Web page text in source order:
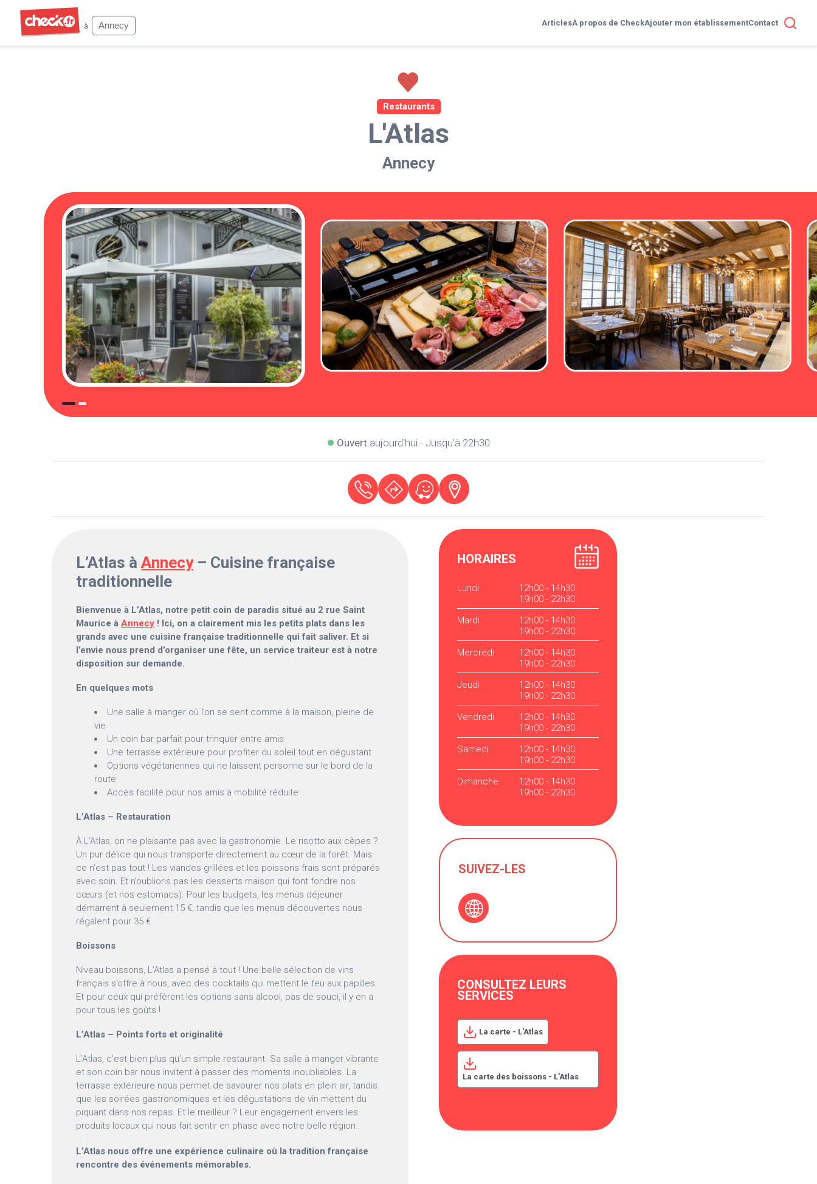
à
Annecy ArticlesÀ propos de CheckAjouter mon établissementContact
Restaurants
L'Atlas
Annecy
Ouvertaujourd'hui - Jusqu'à 22h30
L’Atlas àAnnecy– Cuisine française
traditionnelle
Bienvenue à L’Atlas, notre petit coin de paradis situé au 2 rue Saint
Maurice àAnnecy ! Ici, on a clairement mis les petits plats dans les
grands avec une cuisine française traditionnelle qui fait saliver. Et si
l’envie nous prend d’organiser une fête, un service traiteur est à notre
disposition sur demande.
En quelques mots
Une salle à manger où l’on se sent comme à la maison, pleine de
vie
Un coin bar parfait pour trinquer entre amis
Une terrasse extérieure pour profiter du soleil tout en dégustant
Options végétariennes qui ne laissent personne sur le bord de la
route
Accès facilité pour nos amis à mobilité réduite
L’Atlas – Restauration
À L’Atlas, on ne plaisante pas avec la gastronomie. Le risotto aux cèpes ?
Un pur délice qui nous transporte directement au cœur de la forêt. Mais
ce n’est pas tout ! Les viandes grillées et les poissons frais sont préparés
avec soin. Et n’oublions pas les desserts maison qui font fondre nos
cœurs (et nos estomacs). Pour les budgets, les menus déjeuner
démarrent à seulement 15 €, tandis que les menus découvertes nous
régalent pour 35 €.
Boissons
Niveau boissons, L’Atlas a pensé à tout ! Une belle sélection de vins
français s’offre à nous, avec des cocktails qui mettent le feu aux papilles.
Et pour ceux qui préfèrent les options sans alcool, pas de souci, il y en a
pour tous les goûts !
L’Atlas – Points forts et originalité
L’Atlas, c’est bien plus qu’un simple restaurant. Sa salle à manger vibrante
et son coin bar nous invitent à passer des moments inoubliables. La
terrasse extérieure nous permet de savourer nos plats en plein air, tandis
que les soirées gastronomiques et les dégustations de vin mettent du
piquant dans nos repas. Et le meilleur ? Leur engagement envers les
produits locaux qui nous fait sentir en phase avec notre belle région.
L’Atlas nous offre une expérience culinaire où la tradition française
rencontre des événements mémorables.
HORAIRES
Lundi
12h00 - 14h30
19h00 - 22h30
Mardi
12h00 - 14h30
19h00 - 22h30
Mercredi
12h00 - 14h30
19h00 - 22h30
Jeudi
12h00 - 14h30
19h00 - 22h30
Vendredi
12h00 - 14h30
19h00 - 22h30
Samedi
12h00 - 14h30
19h00 - 22h30
Dimanche
12h00 - 14h30
19h00 - 22h30
SUIVEZ-LES
CONSULTEZ LEURS
SERVICES
La carte - L'Atlas
La carte des boissons - L'Atlas